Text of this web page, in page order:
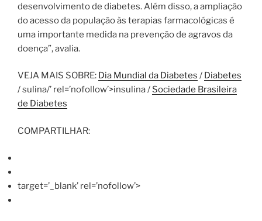
desenvolvimento de diabetes. Além disso, a ampliação
do acesso da população às terapias farmacológicas é
uma importante medida na prevenção de agravos da
doença”, avalia.
VEJA MAIS SOBRE: Dia Mundial da Diabetes / Diabetes
/ sulina/’ rel=’nofollow’>insulina / Sociedade Brasileira
de Diabetes
COMPARTILHAR:
target=’_blank’ rel=’nofollow’>